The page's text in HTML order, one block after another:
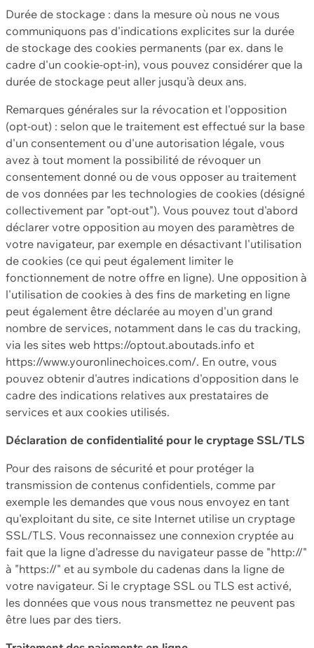
Durée de stockage : dans la mesure où nous ne vous
communiquons pas d'indications explicites sur la durée
de stockage des cookies permanents (par ex. dans le
cadre d'un cookie-opt-in), vous pouvez considérer que la
durée de stockage peut aller jusqu'à deux ans.
Remarques générales sur la révocation et l'opposition
(opt-out) : selon que le traitement est effectué sur la base
d'un consentement ou d'une autorisation légale, vous
avez à tout moment la possibilité de révoquer un
consentement donné ou de vous opposer au traitement
de vos données par les technologies de cookies (désigné
collectivement par "opt-out"). Vous pouvez tout d'abord
déclarer votre opposition au moyen des paramètres de
votre navigateur, par exemple en désactivant l'utilisation
de cookies (ce qui peut également limiter le
fonctionnement de notre offre en ligne). Une opposition à
l'utilisation de cookies à des fins de marketing en ligne
peut également être déclarée au moyen d'un grand
nombre de services, notamment dans le cas du tracking,
via les sites web https://optout.aboutads.info et
https://www.youronlinechoices.com/. En outre, vous
pouvez obtenir d'autres indications d'opposition dans le
cadre des indications relatives aux prestataires de
services et aux cookies utilisés.
Déclaration de confidentialité pour le cryptage SSL/TLS
Pour des raisons de sécurité et pour protéger la
transmission de contenus confidentiels, comme par
exemple les demandes que vous nous envoyez en tant
qu'exploitant du site, ce site Internet utilise un cryptage
SSL/TLS. Vous reconnaissez une connexion cryptée au
fait que la ligne d'adresse du navigateur passe de "http://"
à "https://" et au symbole du cadenas dans la ligne de
votre navigateur. Si le cryptage SSL ou TLS est activé,
les données que vous nous transmettez ne peuvent pas
être lues par des tiers.